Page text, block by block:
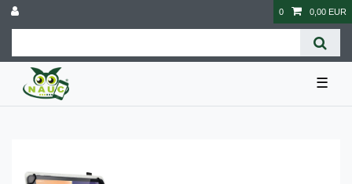
0 0,00 EUR
☰